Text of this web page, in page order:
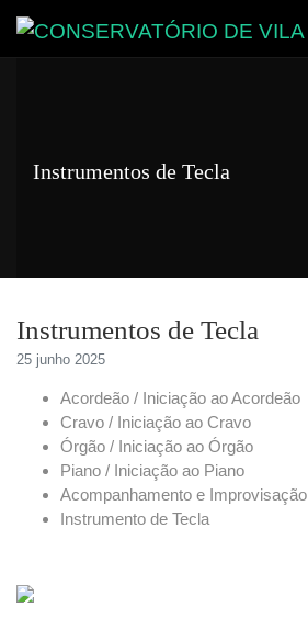
Instrumentos de Tecla
Instrumentos de Tecla
25 junho 2025
Acordeão / Iniciação ao Acordeão
Cravo / Iniciação ao Cravo
Órgão / Iniciação ao Órgão
Piano / Iniciação ao Piano
Acompanhamento e Improvisação
Instrumento de Tecla